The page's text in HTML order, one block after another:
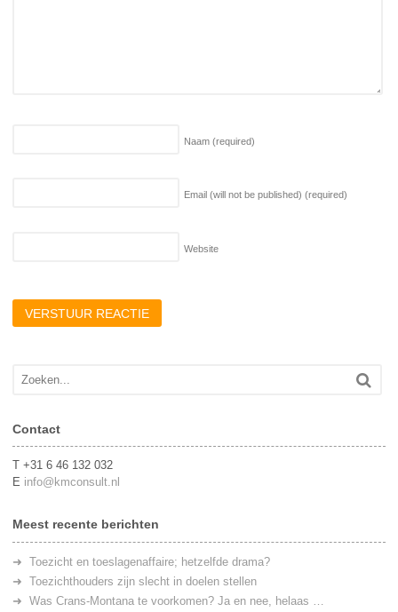
Naam (required)
Email (will not be published) (required)
Website
Contact
T +31 6 46 132 032
E info@kmconsult.nl
Meest recente berichten
Toezicht en toeslagenaffaire; hetzelfde drama?
Toezichthouders zijn slecht in doelen stellen
Was Crans-Montana te voorkomen? Ja en nee, helaas …